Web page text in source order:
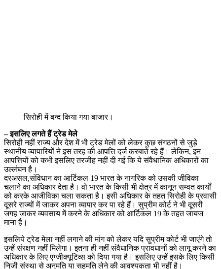
सिरोही में बन्द किया गया बाजार।
– इसलिए लगते हैं ट्रेड मेले
सिरोही नहीं राज्य और देश में भी ट्रेड मेलों को लेकर कुछ संगठनों से जुड़े
स्थानीय व्यापारियों ने इस तरह की आपत्ति दर्ज करबाते रहे हैं। लेकिन, इन
आपत्तियों को कभी इसलिए तरजीह नहीं दी गई कि ये संवैधानिक अधिकारों का
उल्लंघन है।
दरअसल,संविधान का आर्टिकल 19 भारत के नागरिक को उसकी जीविका
चलाने का अधिकार देता है। वो भारत के किसी भी क्षेत्र में कानून सम्वत कार्यों
को करके आजीविका चला सकता है। इसी अधिकार के तहत सिरोही के प्रवासी
दूसरे राज्यों में जाकर अपना व्यापार कर पा रहे हैं। सुप्रीम कोर्ट ने भी दूसरी
जगह जाकर व्यवसाय में करने के अधिकार को आर्टिकल 19 के तहत जायज
माना है।
इसलिये ट्रेड मेला नहीं लगाने की मांग को लेकर यदि सुप्रीम कोर्ट भी जाएंगे तो
उन्हें संरक्षण नहीं मिलेगा। इतना ही नहीं संवैधानिक प्रावधानों को लागू करने का
अधिकार के लिए एग्जीक्यूटिव्स को दिया गया है। इसलिए उन्हें इसके लिए किसी
निजी संस्था से अनुमति या सहमति लेने की आवश्यकता भी नहीं है।